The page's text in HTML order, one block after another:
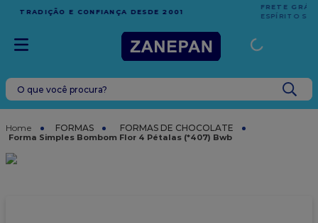
FRETE GRÁTIS
EM COMPRAS ACIMA DE R$1.000,00 PARA O
ESPÍRITO SANTO
O que você procura?
FORMAS FORMAS DE CHOCOLATE
Forma Simples Bombom Flor 4 Pétalas (*407) Bwb
TERMOS MAIS BUSCADOS
leite condensado